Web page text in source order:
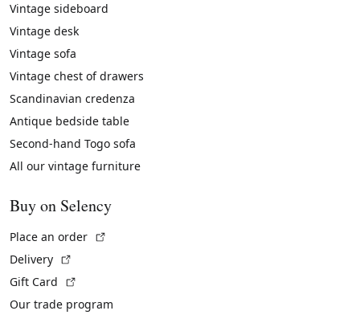
Vintage sideboard
Vintage desk
Vintage sofa
Vintage chest of drawers
Scandinavian credenza
Antique bedside table
Second-hand Togo sofa
All our vintage furniture
Buy on Selency
Place an order
Delivery
Gift Card
Our trade program